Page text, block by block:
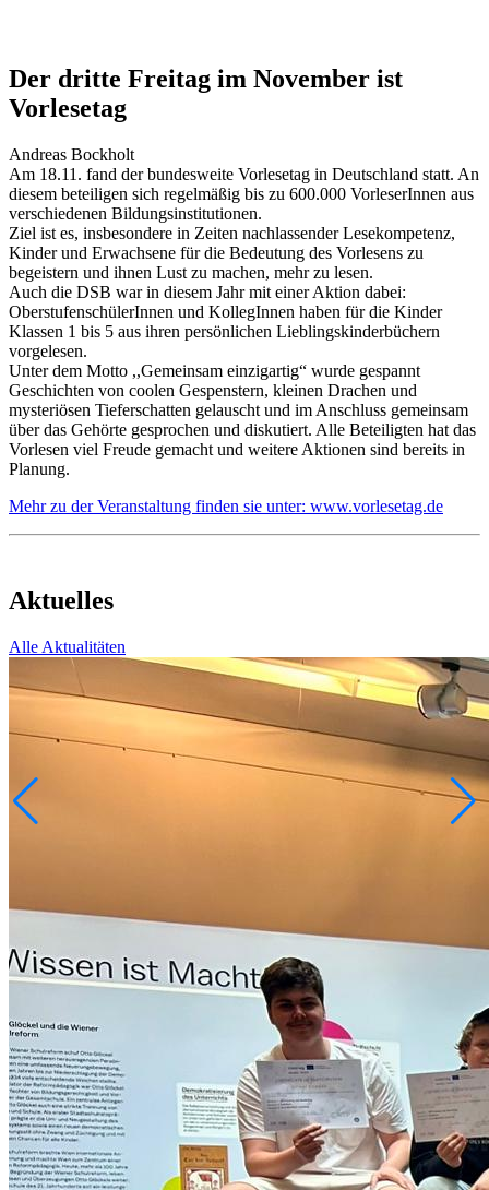
Der dritte Freitag im November ist
Vorlesetag
Andreas Bockholt
Am 18.11. fand der bundesweite Vorlesetag in Deutschland statt. An
diesem beteiligen sich regelmäßig bis zu 600.000 VorleserInnen aus
verschiedenen Bildungsinstitutionen.
Ziel ist es, insbesondere in Zeiten nachlassender Lesekompetenz,
Kinder und Erwachsene für die Bedeutung des Vorlesens zu
begeistern und ihnen Lust zu machen, mehr zu lesen.
Auch die DSB war in diesem Jahr mit einer Aktion dabei:
OberstufenschülerInnen und KollegInnen haben für die Kinder
Klassen 1 bis 5 aus ihren persönlichen Lieblingskinderbüchern
vorgelesen.
Unter dem Motto ,,Gemeinsam einzigartig“ wurde gespannt
Geschichten von coolen Gespenstern, kleinen Drachen und
mysteriösen Tieferschatten gelauscht und im Anschluss gemeinsam
über das Gehörte gesprochen und diskutiert. Alle Beteiligten hat das
Vorlesen viel Freude gemacht und weitere Aktionen sind bereits in
Planung.
Mehr zu der Veranstaltung finden sie unter: www.vorlesetag.de
Aktuelles
Alle Aktualitäten